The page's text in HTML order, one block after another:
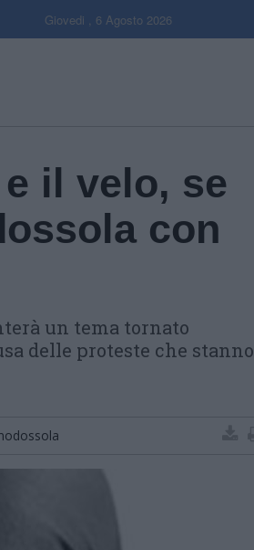
Giovedi , 6 Agosto 2026
e il velo, se
con
un tema tornato
delle proteste che stanno